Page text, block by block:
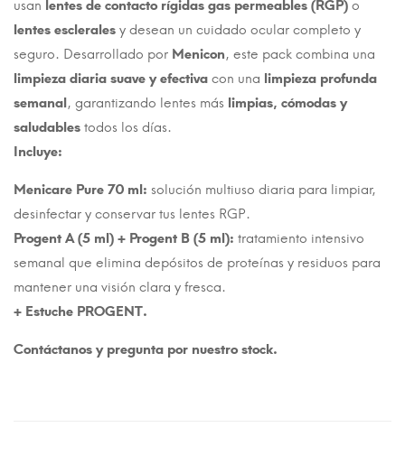
usan lentes de contacto rígidas gas permeables (RGP) o
lentes esclerales y desean un cuidado ocular completo y
seguro. Desarrollado por Menicon, este pack combina una
limpieza diaria suave y efectiva con una limpieza profunda
semanal, garantizando lentes más limpias, cómodas y
saludables todos los días.
Incluye:
Menicare Pure 70 ml: solución multiuso diaria para limpiar,
desinfectar y conservar tus lentes RGP.
Progent A (5 ml) + Progent B (5 ml): tratamiento intensivo
semanal que elimina depósitos de proteínas y residuos para
mantener una visión clara y fresca.
+ Estuche PROGENT.
Contáctanos y pregunta por nuestro stock.